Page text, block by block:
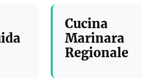
Cucina
Marinara
Regionale